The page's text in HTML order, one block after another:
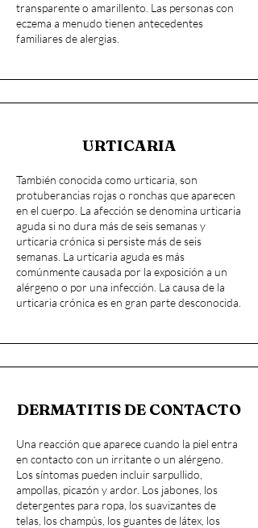
transparente o amarillento. Las personas con
eczema a menudo tienen antecedentes
familiares de alergias.
URTICARIA
También conocida como urticaria, son
protuberancias rojas o ronchas que aparecen
en el cuerpo. La afección se denomina urticaria
aguda si no dura más de seis semanas y
urticaria crónica si persiste más de seis
semanas. La urticaria aguda es más
comúnmente causada por la exposición a un
alérgeno o por una infección. La causa de la
urticaria crónica es en gran parte desconocida.
DERMATITIS DE CONTACTO
Una reacción que aparece cuando la piel entra
en contacto con un irritante o un alérgeno.
Los síntomas pueden incluir sarpullido,
ampollas, picazón y ardor. Los jabones, los
detergentes para ropa, los suavizantes de
telas, los champús, los guantes de látex, los